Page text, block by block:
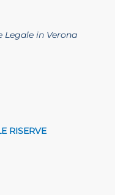
Legale in Verona
RISERVE